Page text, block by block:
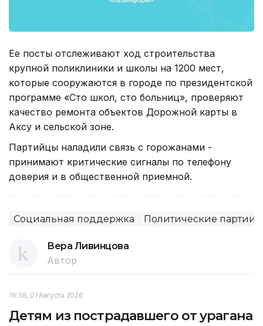
Ее посты отслеживают ход строительства
крупной поликлиники и школы на 1200 мест,
которые сооружаются в городе по президентской
программе «Сто школ, сто больниц», проверяют
качество ремонта объектов Дорожной карты в
Аксу и сельской зоне.
Партийцы наладили связь с горожанами -
принимают критические сигналы по телефону
доверия и в общественной приемной.
Социальная поддержка Политические партии
Вера Ливинцова
Автор
16:38, 01 Августа 2026
Детям из пострадавшего от урагана